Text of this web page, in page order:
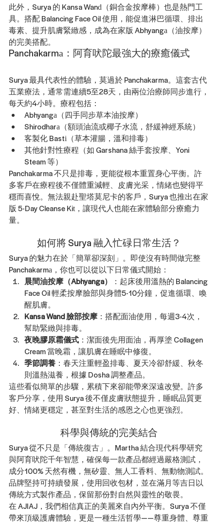
此外，Surya 的 Kansa Wand（銅合金按摩棒）也是熱門工
具。搭配 Balancing Face Oil 使用，能促進淋巴循環、排出
毒素、提升肌膚緊緻感，成為在家版 Abhyanga（油按摩）
的完美搭配。
Panchakarma：阿育吠陀最強大的療癒儀式
Surya 最具代表性的體驗，莫過於 Panchakarma。這套古代
五業療法，通常需連續5至28天，由兩位治療師同步進行，
每天約4小時。療程包括：
Abhyanga（四手同步草本油按摩）
Shirodhara（額頭油流或椰子水流，舒緩神經系統）
客製化 Basti（草本灌腸，溫和排毒）
其他針對性療程（如 Garshana 絲手套按摩、Yoni
Steam 等）
Panchakarma 不只是排毒，更能從根本重置身心平衡。許
多客戶在療程後不僅體重減輕、皮膚光采，情緒也變得平
穩而喜悅。無法親赴聖塔莫尼卡的客戶，Surya 也推出在家
版 5-Day Cleanse Kit，讓現代人也能在家體驗部分療癒力
量。
如何將 Surya 融入忙碌日常生活？
Surya 的魅力在於「簡單卻深刻」。即使沒有時間做完整
Panchakarma，你也可以從以下日常儀式開始：
晨間油按摩（Abhyanga）
：起床後用溫熱的 Balancing
Face Oil 輕柔按摩臉部與身體5-10分鐘，促進循環、喚
醒肌膚。
Kansa Wand 臉部按摩 ：搭配面油使用，每週3-4次，
幫助緊緻與排毒。
夜晚膠原霜儀式 ：潔面後先用面油，再厚塗 Collagen
Cream 當晚霜，讓肌膚在睡眠中修復。
季節調養 ：春天注重輕盈排毒、夏天冷卻舒緩、秋冬
則溫熱滋養，根據 Dosha 調整產品。
這些看似簡單的步驟，累積下來卻能帶來深遠改變。許多
客戶分享，使用 Surya 後不僅皮膚狀態提升，睡眠品質更
好、情緒更穩定，甚至對生活的感恩之心也更強烈。
科學與傳統的完美結合
Surya 從不只是「傳統復古」。Martha 結合現代科學研究
與阿育吠陀千年智慧，確保每一款產品都經過嚴格測試，
成分100% 天然有機，無矽靈、無人工香料、無動物測試。
品牌堅持可持續發展，使用回收包材，並在滿月等吉日以
傳統方式製作產品，保留那份對自然與靈性的敬畏。
在 AJIAJ，我們相信真正的美麗來自內外平衡。Surya 不僅
帶來頂級護膚體驗，更是一種生活哲學——尊重身體、尊重